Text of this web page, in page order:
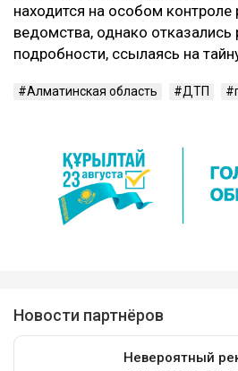
находится на особом контроле
ведомства, однако отказались
подробности, ссылаясь на
Алматинская область ДТП